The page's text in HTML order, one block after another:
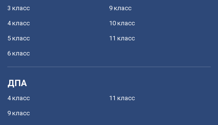
3 класс
4 класс
5 класс
6 класс
9 класс
10 класс
11 класс
ДПА
4 класс
9 класс
11 класс